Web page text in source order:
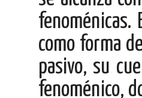
como forma
pasivo, su
fenoménico,